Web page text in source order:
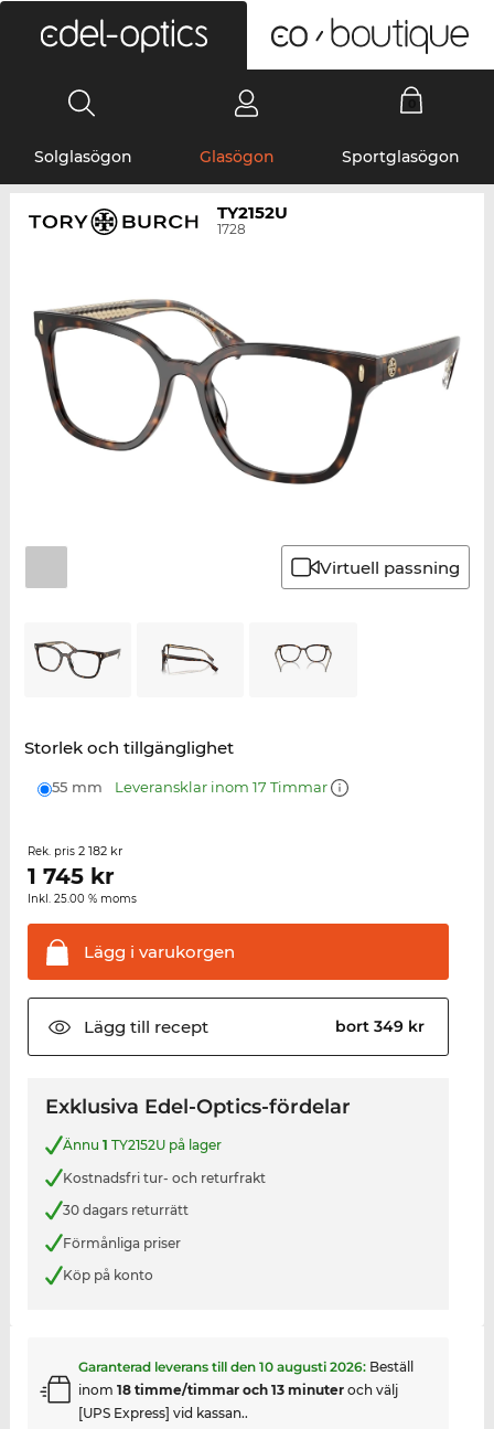
Solglasögon Glasögon Sportglasögon
TY2152U
1728
Virtuell passning
Storlek och tillgänglighet
55 mm Leveransklar inom 17 Timmar
Rek. pris 2 182 kr
1 745kr
Inkl. 25.00 % moms
Lägg i varukorgen
Lägg till recept bort 349 kr
Exklusiva Edel-Optics-fördelar
Ännu 1 TY2152U på lager
Kostnadsfri tur- och returfrakt
30 dagars returrätt
Förmånliga priser
Köp på konto
Garanterad leverans till den 10 augusti 2026: Beställ
inom 18 timme/timmar och 13 minuteroch välj
[UPS Express] vid kassan..